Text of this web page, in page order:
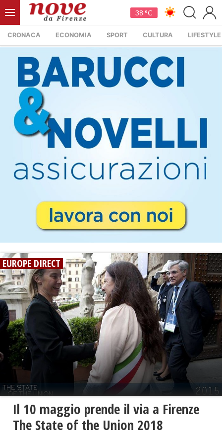
38 °C
CRONACA ECONOMIA SPORT CULTURA LIFESTYLE
EUROPE DIRECT
Il 10 maggio prende il via a Firenze
The State of the Union 2018